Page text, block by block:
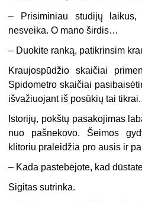
–
Prisiminiau studijų
nesveika. O mano širdis…
– Duokite ranką, patikrinsim
Kraujospūdžio skaičiai
Spidometro skaičiai
išvažiuojant iš posūkių tai tikrai.
Istorijų, pokštų pasakojimas
nuo pašnekovo. Šeimos
klitoriu praleidžia pro ausis ir
– Kada pastebėjote, kad
Sigitas sutrinka.